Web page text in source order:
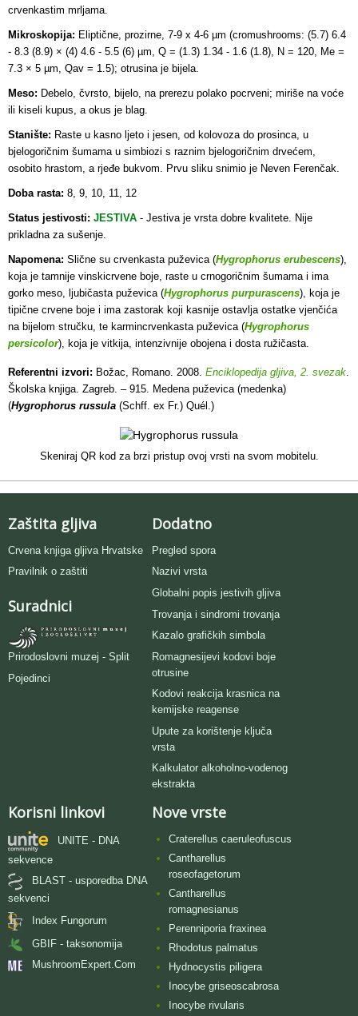
crvenkastim mrljama.
Mikroskopija: Eliptične, prozirne, 7-9 x 4-6 µm (cromushrooms: (5.7) 6.4
- 8.3 (8.9) × (4) 4.6 - 5.5 (6) µm, Q = (1.3) 1.34 - 1.6 (1.8), N = 120, Me =
7.3 × 5 µm, Qav = 1.5); otrusina je bijela.
Meso: Debelo, čvrsto, bijelo, na prerezu polako pocrveni; miriše na voće
ili kiseli kupus, a okus je blag.
Stanište: Raste u kasno ljeto i jesen, od kolovoza do prosinca, u
bjelogoričnim šumama u simbiozi s raznim bjelogoričnim drvećem,
osobito hrastom, a rjeđe bukvom. Prvu sliku snimio je Neven Ferenčak.
Doba rasta: 8, 9, 10, 11, 12
Status jestivosti: JESTIVA - Jestiva je vrsta dobre kvalitete. Nije
prikladna za sušenje.
Napomena: Slične su crvenkasta puževica (Hygrophorus erubescens),
koja je tamnije vinskicrvene boje, raste u crnogoričnim šumama i ima
gorko meso, ljubičasta puževica (Hygrophorus purpurascens), koja je
tipične crvene boje i ima zastorak koji kasnije ostavlja ostatke vjenčića
na bijelom stručku, te karmincrvenkasta puževica (Hygrophorus
persicolor), koja je vitkija, intenzivnije obojena i dosta ružičasta.
Referentni izvori: Božac, Romano. 2008. Enciklopedija gljiva, 2. svezak.
Školska knjiga. Zagreb. – 915. Medena puževica (medenka)
(Hygrophorus russula (Schff. ex Fr.) Quél.)
Skeniraj QR kod za brzi pristup ovoj vrsti na svom mobitelu.
Zaštita gljiva
Crvena knjiga gljiva Hrvatske
Pravilnik o zaštiti
Suradnici
Prirodoslovni muzej - Split
Pojedinci
Dodatno
Pregled spora
Nazivi vrsta
Globalni popis jestivih gljiva
Trovanja i sindromi trovanja
Kazalo grafičkih simbola
Romagnesijevi kodovi boje
otrusine
Kodovi reakcija krasnica na
kemijske reagense
Upute za korištenje ključa
vrsta
Kalkulator alkoholno-vodenog
ekstrakta
Korisni linkovi
UNITE - DNA
sekvence
BLAST - usporedba DNA
sekvenci
Index Fungorum
GBIF - taksonomija
MushroomExpert.Com
Nove vrste
Craterellus caeruleofuscus
Cantharellus
roseofagetorum
Cantharellus
romagnesianus
Perenniporia fraxinea
Rhodotus palmatus
Hydnocystis piligera
Inocybe griseoscabrosa
Inocybe rivularis